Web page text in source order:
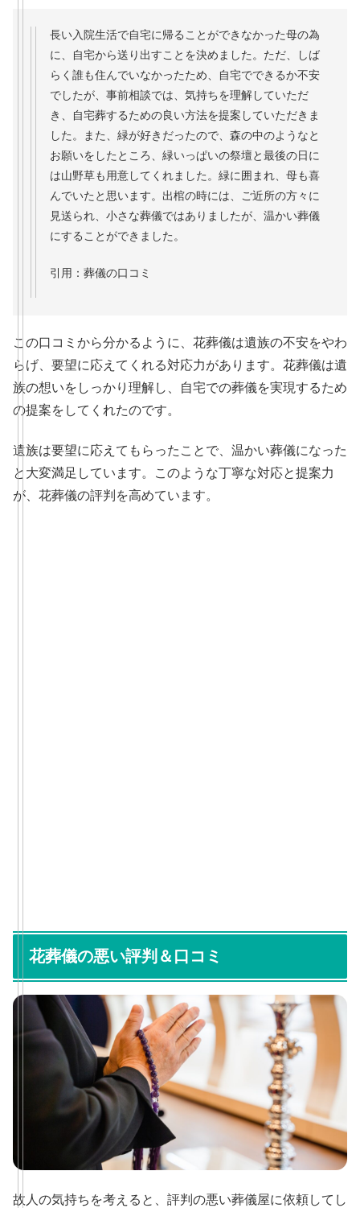
長い入院生活で自宅に帰ることができなかった母の為
に、自宅から送り出すことを決めました。ただ、しば
らく誰も住んでいなかったため、自宅でできるか不安
でしたが、事前相談では、気持ちを理解していただ
き、自宅葬するための良い方法を提案していただきま
した。また、緑が好きだったので、森の中のようなと
お願いをしたところ、緑いっぱいの祭壇と最後の日に
は山野草も用意してくれました。緑に囲まれ、母も喜
んでいたと思います。出棺の時には、ご近所の方々に
見送られ、小さな葬儀ではありましたが、温かい葬儀
にすることができました。
引用：葬儀の口コミ
この口コミから分かるように、花葬儀は遺族の不安をやわ
らげ、要望に応えてくれる対応力があります。花葬儀は遺
族の想いをしっかり理解し、自宅での葬儀を実現するため
の提案をしてくれたのです。
遺族は要望に応えてもらったことで、温かい葬儀になった
と大変満足しています。このような丁寧な対応と提案力
が、花葬儀の評判を高めています。
花葬儀の悪い評判＆口コミ
故人の気持ちを考えると、評判の悪い葬儀屋に依頼してし